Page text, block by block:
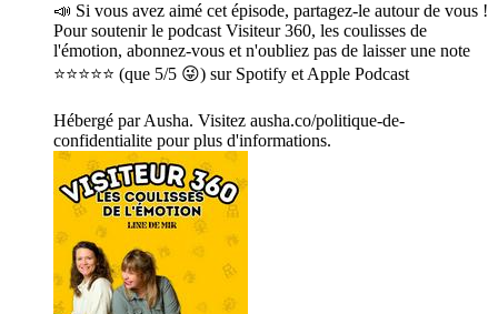
📣 Si vous avez aimé cet épisode, partagez-le autour de vous !
Pour soutenir le podcast Visiteur 360, les coulisses de
l'émotion, abonnez-vous et n'oubliez pas de laisser une note
⭐⭐⭐⭐⭐ (que 5/5 😜) sur Spotify et Apple Podcast
Hébergé par Ausha. Visitez ausha.co/politique-de-
confidentialite pour plus d'informations.